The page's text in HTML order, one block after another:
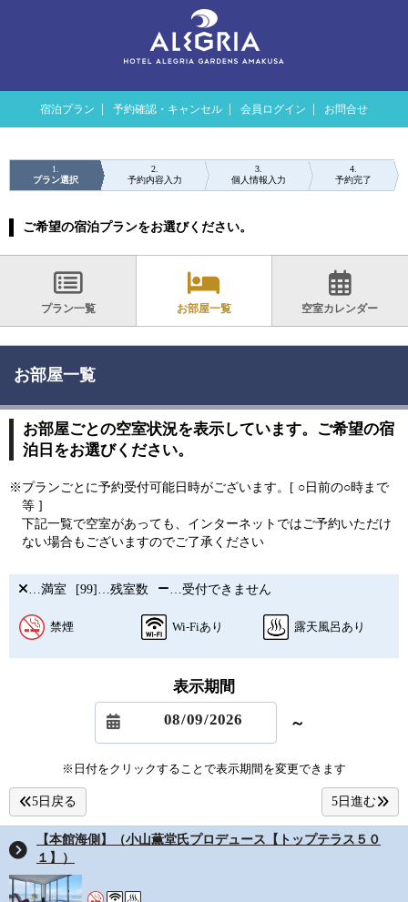
宿泊プラン 予約確認・キャンセル 会員ログイン お問合せ
1
プラン選択
2
予約内容入力
3
個人情報入力
4
予約完了
ご希望の宿泊プランをお選びください。
プラン一覧 お部屋一覧 空室カレンダー
お部屋一覧
お部屋ごとの空室状況を表示しています。ご希望の宿
泊日をお選びください。
※プランごとに予約受付可能日時がございます。[ ○日前の○時まで
等 ]
下記一覧で空室があっても、インターネットではご予約いただけ
ない場合もございますのでご了承ください
…満室 [99]…残室数 …受付できません
禁煙 Wi-Fiあり 露天風呂あり
表示期間
～
※日付をクリックすることで表示期間を変更できます
5日戻る 5日進む
【本館海側】（小山薫堂氏プロデュース【トップテラス５０
１】）